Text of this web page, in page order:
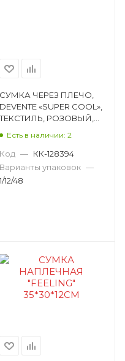
СУМКА ЧЕРЕЗ ПЛЕЧО,
DEVENTE «SUPER COOL»,
ТЕКСТИЛЬ, РОЗОВЫЙ,
Есть в наличии: 2
Код — КК-128394
Варианты упаковок —
1/12/48